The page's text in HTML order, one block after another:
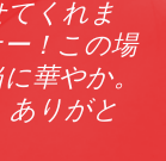
くれま
！この場
華やか。
ありがと